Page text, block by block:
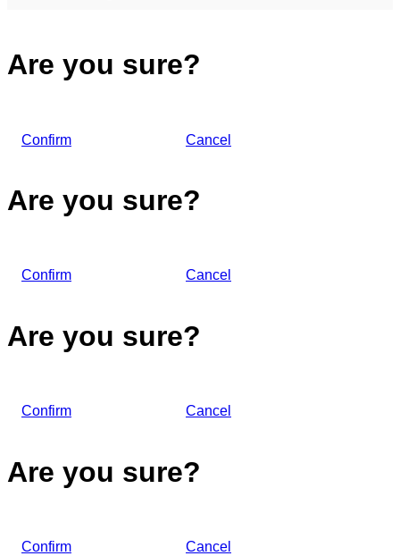
Are you sure?
Confirm Cancel
Are you sure?
Confirm Cancel
Are you sure?
Confirm Cancel
Are you sure?
Confirm Cancel